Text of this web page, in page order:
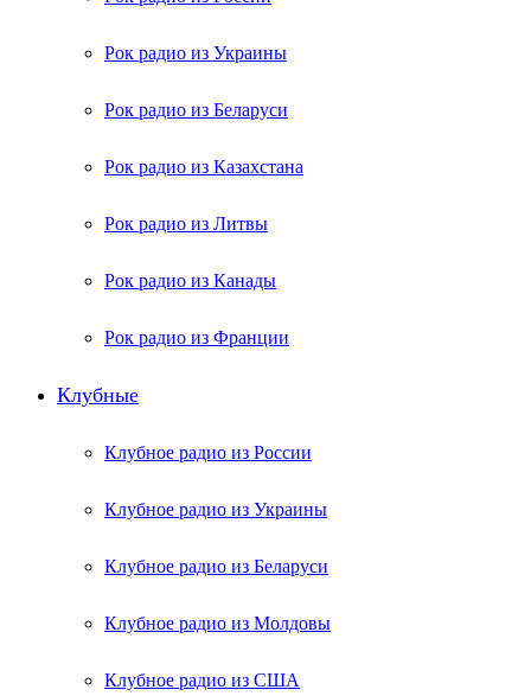
Рок радио из Украины
Рок радио из Беларуси
Рок радио из Казахстана
Рок радио из Литвы
Рок радио из Канады
Рок радио из Франции
Клубные
Клубное радио из России
Клубное радио из Украины
Клубное радио из Беларуси
Клубное радио из Молдовы
Клубное радио из США